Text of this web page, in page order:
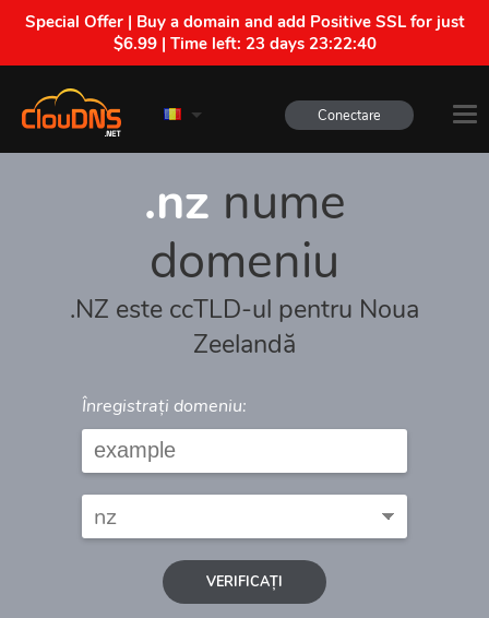
Special Offer | Buy a domain and add Positive SSL for just
$6.99 | Time left: 23 days 23:22:40
Conectare
.nz nume
domeniu
.NZ este ccTLD-ul pentru Noua
Zeelandă
Înregistrați domeniu:
VERIFICAȚI